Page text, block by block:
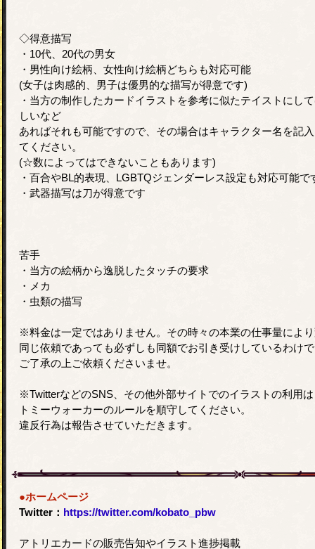
◇得意描写
・10代、20代の男女
・男性向け絵柄、女性向け絵柄どちらも対応可能
(女子は肉感的、男子は優男的な描写が得意です)
・当方の制作したカードイラストを参考に似たテイストにし
しいなど
あればそれも可能ですので、その場合はキャラクター名を記
てください。
(☆数によってはできないこともあります)
・百合やBL的表現、LGBTQジェンダーレス設定も対応可能で
・武器描写は刀が得意です
苦手
・当方の絵柄から逸脱したタッチの要求
・メカ
・虫類の描写
※料金は一定ではありません。その時々の本業の仕事量によ
同じ依頼であっても必ずしも同額でお引き受けしているわけ
ご了承の上ご依頼くださいませ。
※TwitterなどのSNS、その他外部サイトでのイラストの利用は
トミーウォーカーのルールを順守してください。
違反行為は報告させていただきます。
●ホームページ
Twitter： https://twitter.com/kobato_pbw
アトリエカードの販売告知やイラスト進捗掲載